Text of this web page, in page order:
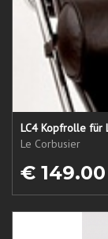
LC4 Kopfrolle für
Le Corbusier
€ 149.00